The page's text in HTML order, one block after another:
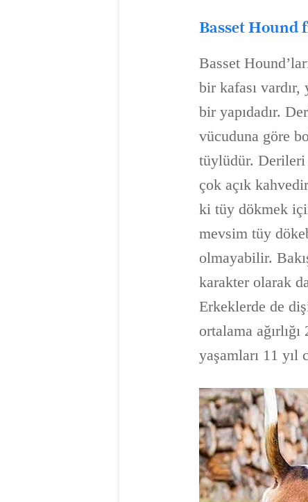
Basset
Basset
bir kafası
bir yapıdadır.
vücuduna göre
tüylüdür. Derileri
çok açık
ki tüy dökmek
mevsim tüy
olmayabilir.
karakter olarak
Erkeklerde de
ortalama
yaşamları 11 yıl